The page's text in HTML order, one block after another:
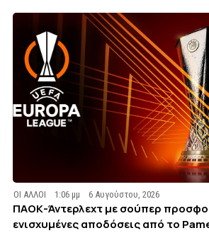
ΟΙ ΑΛΛΟΙ 1:06 μμ 6 Αυγούστου, 2026
ΠΑΟΚ-Άντερλεχτ με σούπερ
ενισχυμένες αποδόσεις από το